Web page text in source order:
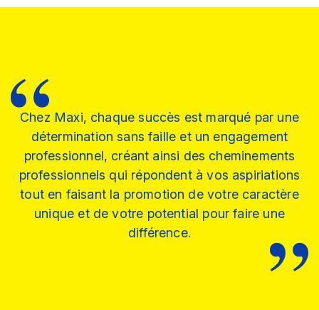
Chez Maxi, chaque succès est marqué par une
détermination sans faille et un engagement
professionnel, créant ainsi des cheminements
professionnels qui répondent à vos aspiriations
tout en faisant la promotion de votre caractère
unique et de votre potential pour faire une
différence.